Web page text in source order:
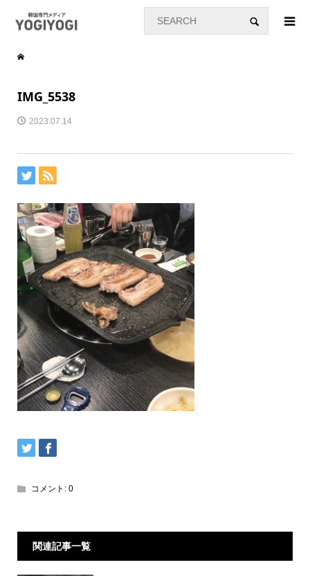
IMG_5538
2023.07.14
コメント: 0
関連記事一覧